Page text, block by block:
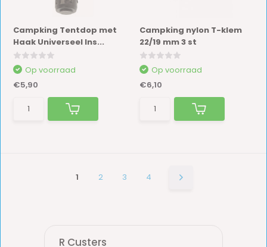
Campking Tentdop met
Haak Universeel Ins...
Op voorraad
€5,90
Campking nylon T-klem
22/19 mm 3 st
Op voorraad
€6,10
1 2 3 4